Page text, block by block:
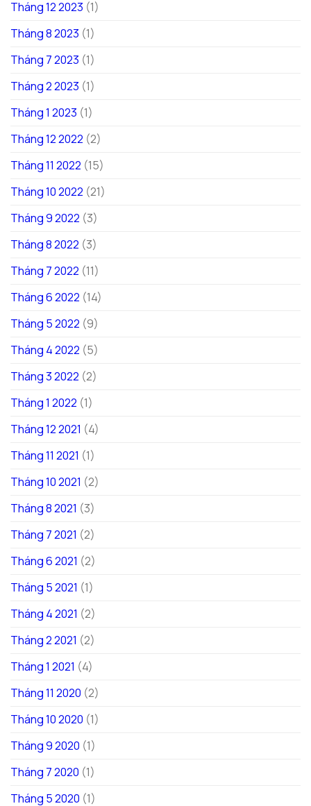
Tháng 12 2023 (1)
Tháng 8 2023 (1)
Tháng 7 2023 (1)
Tháng 2 2023 (1)
Tháng 1 2023 (1)
Tháng 12 2022 (2)
Tháng 11 2022 (15)
Tháng 10 2022 (21)
Tháng 9 2022 (3)
Tháng 8 2022 (3)
Tháng 7 2022 (11)
Tháng 6 2022 (14)
Tháng 5 2022 (9)
Tháng 4 2022 (5)
Tháng 3 2022 (2)
Tháng 1 2022 (1)
Tháng 12 2021 (4)
Tháng 11 2021 (1)
Tháng 10 2021 (2)
Tháng 8 2021 (3)
Tháng 7 2021 (2)
Tháng 6 2021 (2)
Tháng 5 2021 (1)
Tháng 4 2021 (2)
Tháng 2 2021 (2)
Tháng 1 2021 (4)
Tháng 11 2020 (2)
Tháng 10 2020 (1)
Tháng 9 2020 (1)
Tháng 7 2020 (1)
Tháng 5 2020 (1)